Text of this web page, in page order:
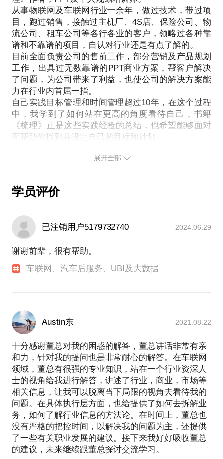
该话题适合的人群：车联网从业者或有志于进入车联
网领域的朋友。
分享的内容一般包括：
什么是车联网？（探讨）
当前国内车联网行业形态及发展趋势；
国内UBI发展现状及运作模式；
车联网大数据、AI等技术的行业应用；
当然，如果您已经有一些问题，也可以提前发给我，
从事物联网及车联网行业十余年，做过技术，带过项
目，跑过销售，接触过主机厂、4S店、保险公司、物
流公司、租车公司等各行各业的客户，领略过各种靠
谱和不靠谱的项目，自认对行业还是有点了解的。
目前全面负责公司的售前工作，部分营销及产品规划
工作，出具过无数靠谱的PPT商业方案，帮客户解决
了问题，为公司带来了利益，也使公司的解决方案能
力在行业内首屈一指。
自己实践目标管理和时间管理超过10年，在这个过程
中，我学到了如何站在更高的角度看待自己，书籍
《梳理》正是这些实践经验的总结，也希望能够面对
面帮助你找到并设定自己的目标和计划。
临的问题，这样我们的交流才更高效，也更深入。
2017.09 - 2020.06，中山大学，MBA
用与管理专业
2012.06 通过PMP（PMI项目管理专业人士）认证
2011.03 2010广东省软件和信息服务业优秀人才（技
术类）荣誉证书
级）认证 2009.08 通过CCNP（cisco认证网络高级工
2008.12 通过网络工程师（全国软考－中级）认证
2009－2012年，我在惠州金泽集团有限公司担任项目
经理，负责WMS产品的政府项目申报、投标、项目管
理；参与GPS产品、信息系统产品的项目管理；后担
任区域经理，负责中山、江门、珠海的市场推广、技
术支持、项目管理和部门管理工作。
2013-2018年6月，在北京车网互联科技有限公司担任
解决方案经理，并后续升任解决方案中心总经理，负
责解决方案中心的建设和直接管理、数据分析部的间
接管理、参与公司业务方向及发展战略的制定和决
策、同时领导或参与海内外重要项目的商务活动及项
展开全部
学员评价
已注销用户5179732740 2024.06.29
谢谢前辈，很有帮助。
车联网、汽车后服务、UBI及大数据
Austin东 2021.08.22
十分感谢董总对我的困惑的解答，董总讲话非常有亲
和力，针对我的提问也是非常耐心的解答。在车联网
领域，董总有很强的专业知识，站在一个行业资深人
士的视角给我进行解答，讲述了行业，商业，市场等
相关信息，让我可以脱离当下局限的视角去看待我的
问题。在具体执行层方面，也给提供了如何去拆解业
务，如何了解行业信息的方法论。在时间上，董总也
没有严格的把控时间，以解决我的问题为主，还提供
了一些有关职业发展的建议。接下来我好好吸收董总
的建议，未来继续跟董总探讨交流学习。